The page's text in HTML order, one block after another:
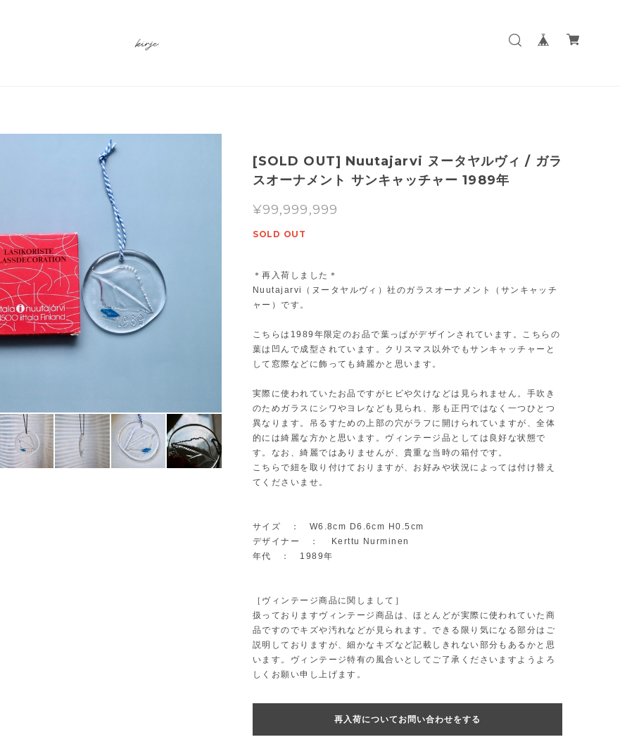
[SOLD OUT] Nuutajarvi ヌータヤルヴィ / ガラ
スオーナメント サンキャッチャー 1989年
¥99,999,999
SOLD OUT
＊再入荷しました＊
Nuutajarvi（ヌータヤルヴィ）社のガラスオーナメント（サンキャッチ
ャー）です。
こちらは1989年限定のお品で葉っぱがデザインされています。こちらの
葉は凹んで成型されています。クリスマス以外でもサンキャッチャーと
して窓際などに飾っても綺麗かと思います。
実際に使われていたお品ですがヒビや欠けなどは見られません。手吹き
のためガラスにシワやヨレなども見られ、形も正円ではなく一つひとつ
異なります。吊るすための上部の穴がラフに開けられていますが、全体
的には綺麗な方かと思います。ヴィンテージ品としては良好な状態で
す。なお、綺麗ではありませんが、貴重な当時の箱付です。
こちらで紐を取り付けておりますが、お好みや状況によっては付け替え
てくださいませ。
サイズ ： W6.8cm D6.6cm H0.5cm
デザイナー ： Kerttu Nurminen
年代 ： 1989年
［ヴィンテージ商品に関しまして］
扱っておりますヴィンテージ商品は、ほとんどが実際に使われていた商
品ですのでキズや汚れなどが見られます。できる限り気になる部分はご
説明しておりますが、細かなキズなど記載しきれない部分もあるかと思
います。ヴィンテージ特有の風合いとしてご了承くださいますようよろ
しくお願い申し上げます。
再入荷についてお問い合わせをする